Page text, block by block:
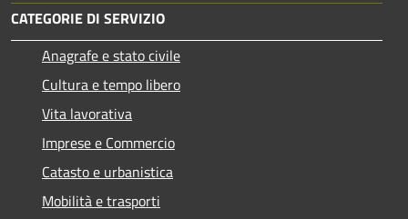
CATEGORIE DI SERVIZIO
Anagrafe e stato civile
Cultura e tempo libero
Vita lavorativa
Imprese e Commercio
Catasto e urbanistica
Mobilità e trasporti